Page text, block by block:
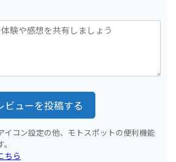
ビューを投稿する
イコン設定の他、モトスポットの便利機能
ちら